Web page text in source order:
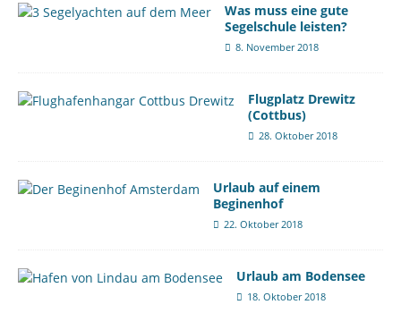
Was muss eine gute
Segelschule leisten?
8. November 2018
Flugplatz Drewitz
(Cottbus)
28. Oktober 2018
Urlaub auf einem
Beginenhof
22. Oktober 2018
Urlaub am Bodensee
18. Oktober 2018